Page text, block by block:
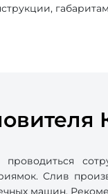
Слив
машин.